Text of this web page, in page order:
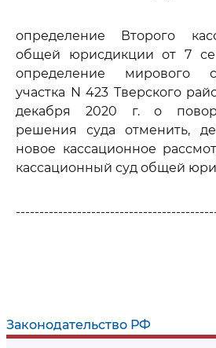
Законодательство РФ
определение Второго
общей юрисдикции от 7
определение мирового
участка N 423 Тверского
декабря 2020 г. о
решения суда отменить,
новое кассационное
кассационный суд общей